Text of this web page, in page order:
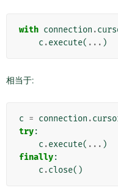
with connection .
c .execute( ... )
相当于:
c = connection .
try:
c .execute( ... )
finally:
c .close()